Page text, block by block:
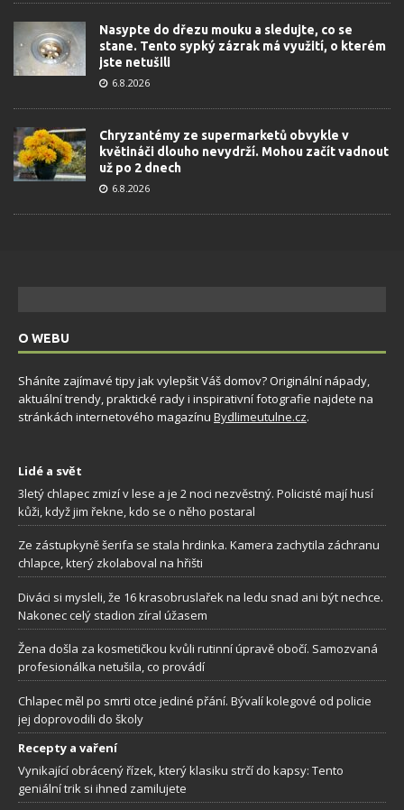
Nasypte do dřezu mouku a sledujte, co se
stane. Tento sypký zázrak má využití, o kterém
jste netušili
6.8.2026
Chryzantémy ze supermarketů obvykle v
květináči dlouho nevydrží. Mohou začít vadnout
už po 2 dnech
6.8.2026
O WEBU
Sháníte zajímavé tipy jak vylepšit Váš domov? Originální nápady,
aktuální trendy, praktické rady i inspirativní fotografie najdete na
stránkách internetového magazínu Bydlimeutulne.cz.
Lidé a svět
3letý chlapec zmizí v lese a je 2 noci nezvěstný. Policisté mají husí
kůži, když jim řekne, kdo se o něho postaral
Ze zástupkyně šerifa se stala hrdinka. Kamera zachytila záchranu
chlapce, který zkolaboval na hřišti
Diváci si mysleli, že 16 krasobruslařek na ledu snad ani být nechce.
Nakonec celý stadion zíral úžasem
Žena došla za kosmetičkou kvůli rutinní úpravě obočí. Samozvaná
profesionálka netušila, co provádí
Chlapec měl po smrti otce jediné přání. Bývalí kolegové od policie
jej doprovodili do školy
Recepty a vaření
Vynikající obrácený řízek, který klasiku strčí do kapsy: Tento
geniální trik si ihned zamilujete